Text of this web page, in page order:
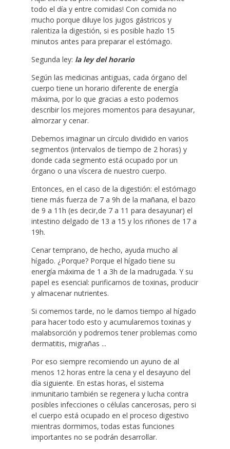
todo el día y entre comidas! Con comida no
mucho porque diluye los jugos gástricos y
ralentiza la digestión, si es posible hazlo 15
minutos antes para preparar el estómago.
Segunda ley: la ley del horario
Según las medicinas antiguas, cada órgano del
cuerpo tiene un horario diferente de energía
máxima, por lo que gracias a esto podemos
describir los mejores momentos para desayunar,
almorzar y cenar.
Debemos imaginar un círculo dividido en varios
segmentos (intervalos de tiempo de 2 horas) y
donde cada segmento está ocupado por un
órgano o una víscera de nuestro cuerpo.
Entonces, en el caso de la digestión: el estómago
tiene más fuerza de 7 a 9h de la mañana, el bazo
de 9 a 11h (es decir,de 7 a 11 para desayunar) el
intestino delgado de 13 a 15 y los riñones de 17 a
19h.
Cenar temprano, de hecho, ayuda mucho al
hígado. ¿Porque? Porque el hígado tiene su
energía máxima de 1 a 3h de la madrugada. Y su
papel es esencial: purificarnos de toxinas, producir
y almacenar nutrientes.
Si comemos tarde, no le damos tiempo al hígado
para hacer todo esto y acumularemos toxinas y
malabsorción y podremos tener problemas como
dermatitis, migrañas ...
Por eso siempre recomiendo un ayuno de al
menos 12 horas entre la cena y el desayuno del
día siguiente. En estas horas, el sistema
inmunitario también se regenera y lucha contra
posibles infecciones o células cancerosas, pero si
el cuerpo está ocupado en el proceso digestivo
mientras dormimos, todas estas funciones
importantes no se podrán desarrollar.